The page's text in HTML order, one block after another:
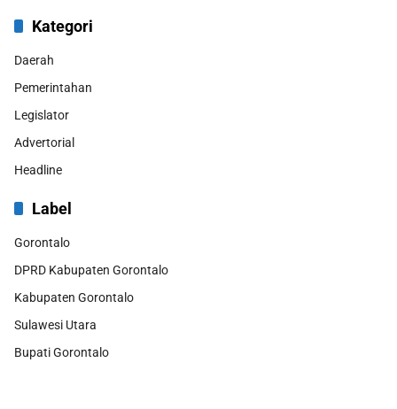
Kategori
Daerah
Pemerintahan
Legislator
Advertorial
Headline
Label
Gorontalo
DPRD Kabupaten Gorontalo
Kabupaten Gorontalo
Sulawesi Utara
Bupati Gorontalo